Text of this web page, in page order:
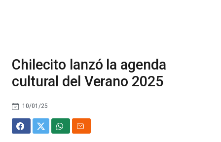
Chilecito lanzó la agenda
cultural del Verano 2025
10/01/25